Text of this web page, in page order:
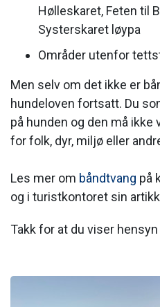
Hølleskaret, Feten til
Systerskaret løypa
Områder utenfor
Men selv om det ikke er
hundeloven fortsatt. Du
på hunden og den må
for folk, dyr, miljø eller
Les mer om båndtvang på
og i turistkontoret sin
Takk for at du viser